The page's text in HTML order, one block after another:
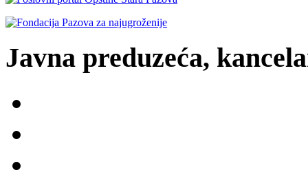
Javna preduzeća,